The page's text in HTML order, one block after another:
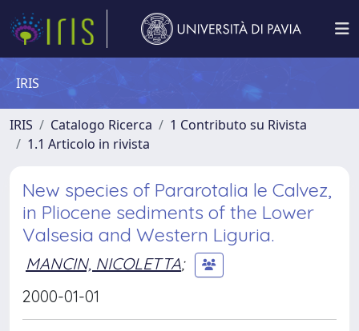
IRIS
IRIS Catalogo Ricerca
1 Contributo su Rivista
1.1 Articolo in rivista
New species of Pararotalia le Calvez,
in Pliocene sediments of the Lower
Valsesia and Western Liguria.
MANCIN, NICOLETTA;
2000-01-01